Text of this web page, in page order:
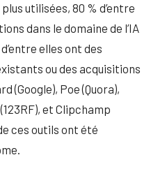
utilisées, 80 % d’entre
dans le domaine de l’IA
elles ont des
ou des acquisitions
(Google), Poe (Quora),
et Clipchamp
ces outils ont été